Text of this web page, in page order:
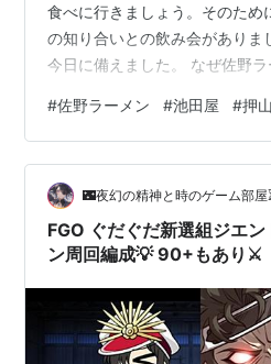
食べに行きましょう。そのため
の知り合いとの飲み会がありま
今日に備えました。 なぜ佐野
り、時々佐野ラーメンを食べに
W230を走らせ、当時一番のお
のでした。
ーメン編です。 朝起きると晴天
は着るもの（ウェア）です。佐
25℃。夏日…
#佐野ラーメン #池田屋 #押山
🌃夜幻の精神と時のゲーム部屋
FGO ぐだぐだ新選組ジエンド 池田屋90++ 3ター
ン周回編成💡 90+もあり⚔️